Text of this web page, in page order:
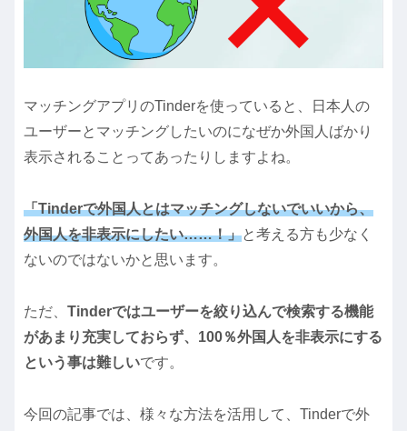
マッチングアプリのTinderを使っていると、日本人の
ユーザーとマッチングしたいのになぜか外国人ばかり
表示されることってあったりしますよね。
「Tinderで外国人とはマッチングしないでいいから、
外国人を非表示にしたい……！」と考える方も少なく
ないのではないかと思います。
ただ、 Tinderではユーザーを絞り込んで検索する機能
があまり充実しておらず、100％外国人を非表示にする
という事は難しいです。
今回の記事では、様々な方法を活用して、Tinderで外